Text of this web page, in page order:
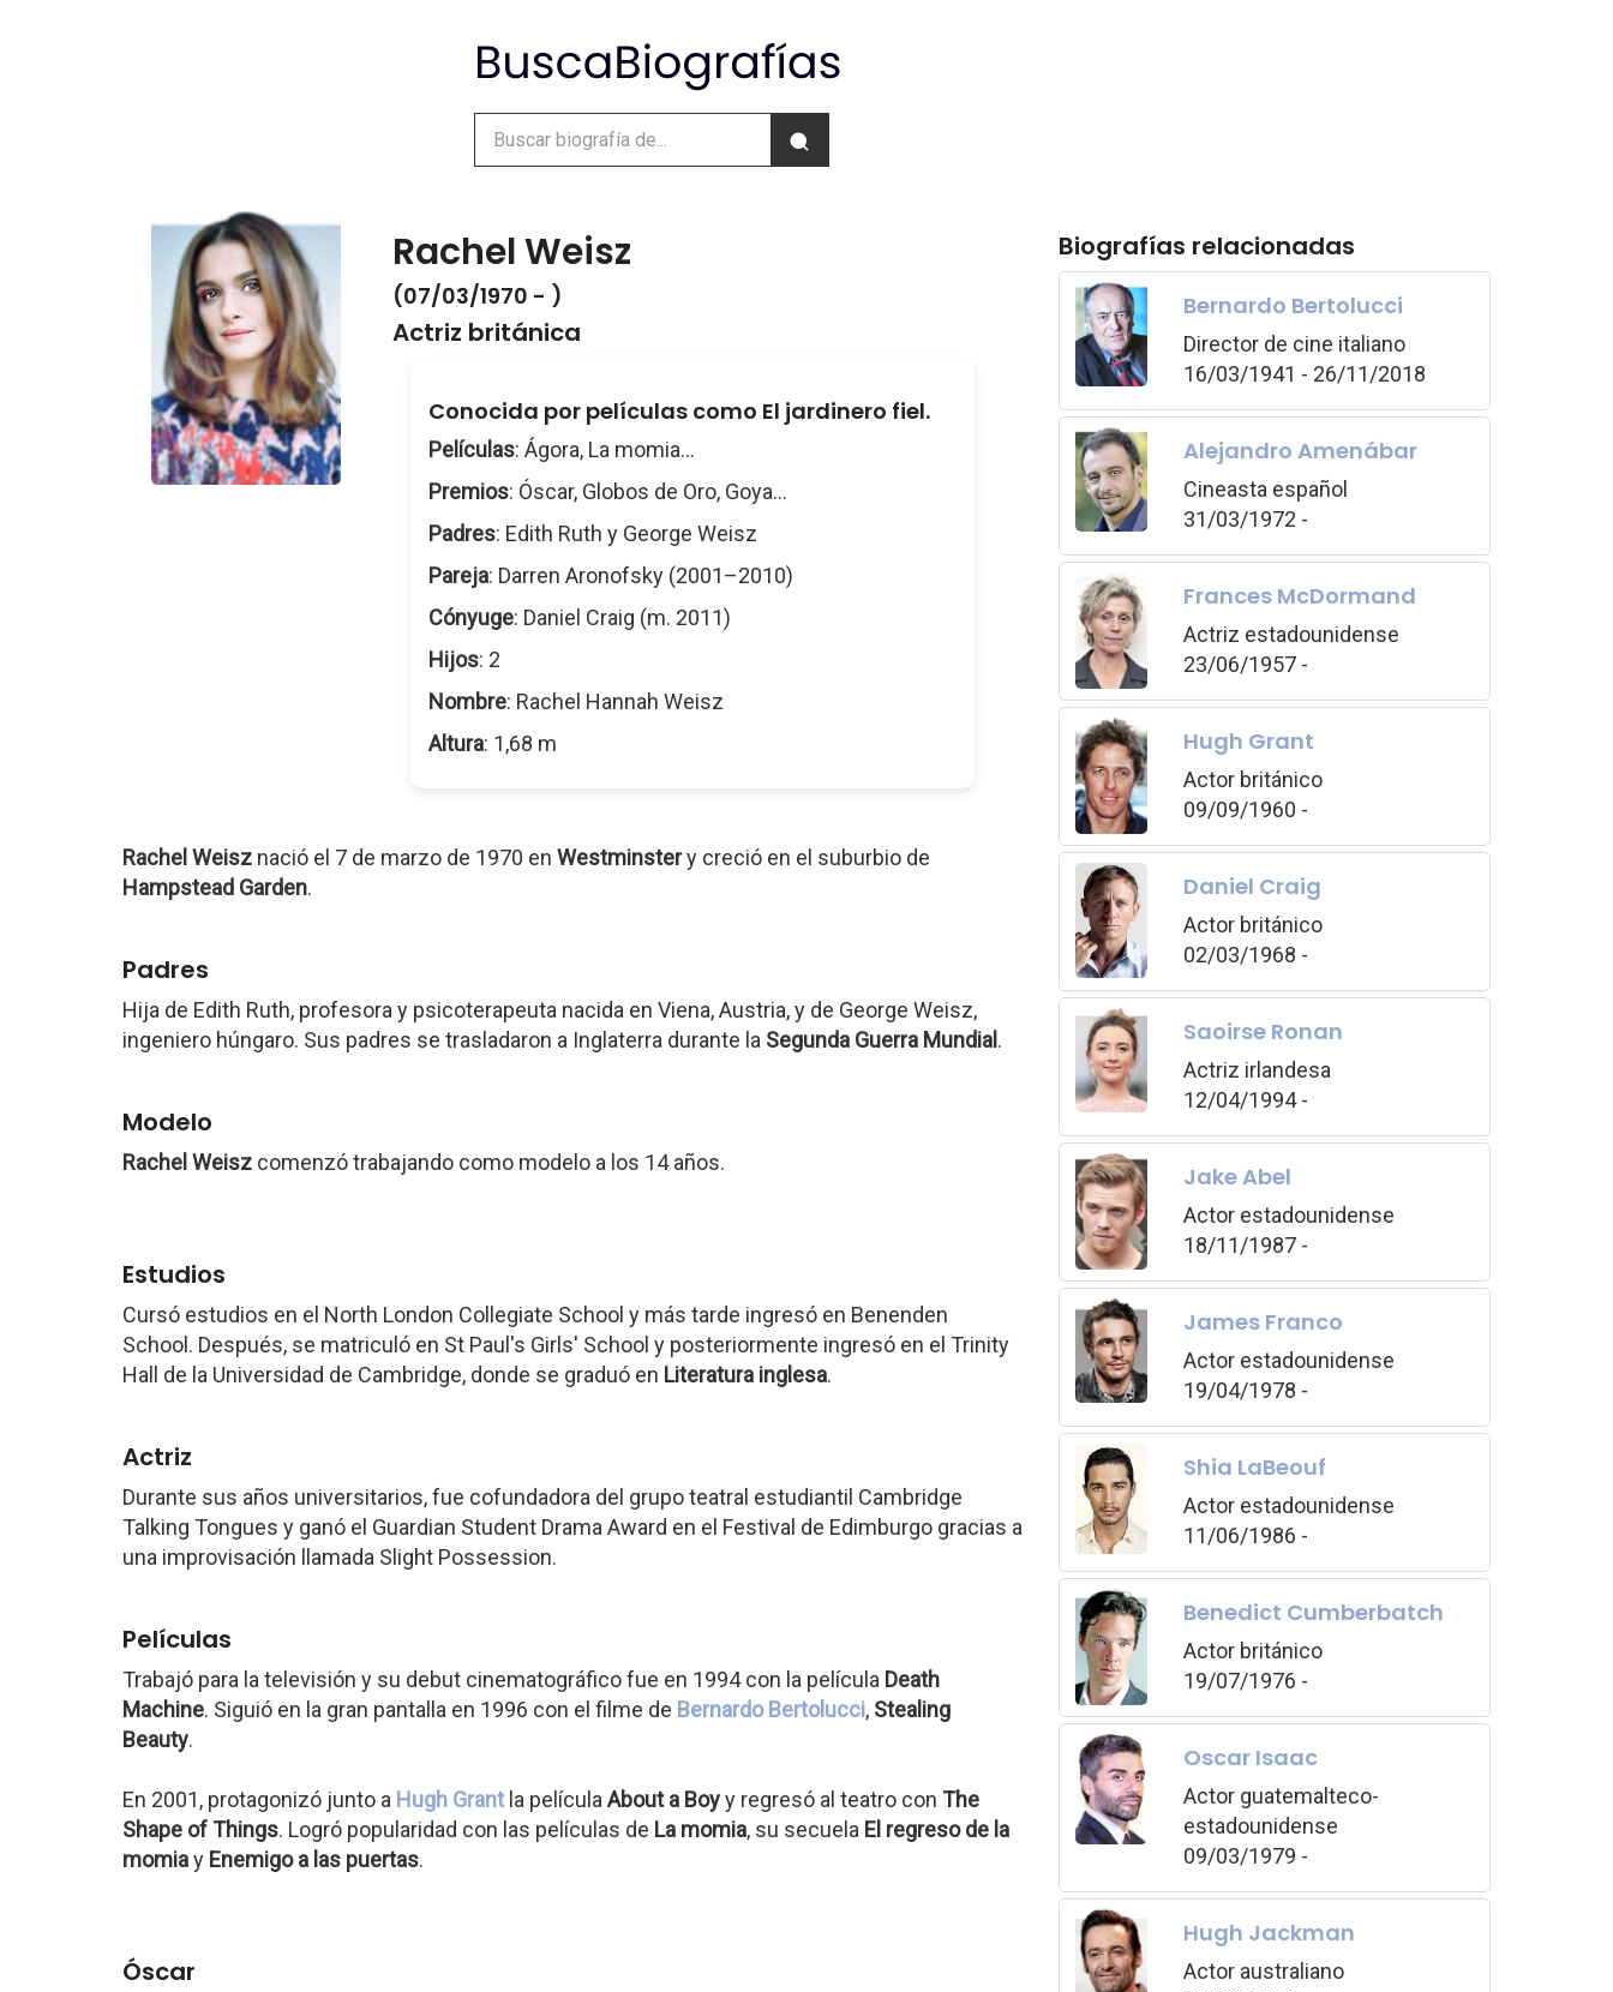
Rachel Weisz
(07/03/1970 - )
Actriz británica
Conocida por películas como El jardinero fiel.
Películas: Ágora, La momia...
Premios: Óscar, Globos de Oro, Goya...
Padres: Edith Ruth y George Weisz
Pareja: Darren Aronofsky (2001–2010)
Cónyuge: Daniel Craig (m. 2011)
Hijos: 2
Nombre: Rachel Hannah Weisz
Altura: 1,68 m
Rachel Weisz nació el 7 de marzo de 1970 en Westminstery creció en el suburbio de
Hampstead Garden.
Padres
Hija de Edith Ruth, profesora y psicoterapeuta nacida en Viena, Austria, y de George Weisz,
ingeniero húngaro. Sus padres se trasladaron a Inglaterra durante la Segunda Guerra Mundial .
Modelo
Rachel Weisz comenzó trabajando como modelo a los 14 años.
Estudios
Cursó estudios en el North London Collegiate School y más tarde ingresó en Benenden
School. Después, se matriculó en St Paul's Girls' School y posteriormente ingresó en el Trinity
Hall de la Universidad de Cambridge, donde se graduó en Literatura inglesa.
Actriz
Durante sus años universitarios, fue cofundadora del grupo teatral estudiantil Cambridge
Talking Tongues y ganó el Guardian Student Drama Award en el Festival de Edimburgo gracias a
una improvisación llamada Slight Possession.
Películas
Trabajó para la televisión y su debut cinematográfico fue en 1994 con la película Death
Machine. Siguió en la gran pantalla en 1996 con el filme de Bernardo Bertolucci, Stealing
Beauty.
En 2001, protagonizó junto a Hugh Grant la película About a Boyy regresó al teatro con The
Shape of Things. Logró popularidad con las películas de La momia, su secuela El regreso de la
momiay Enemigo a las puertas.
Óscar
Biografías relacionadas
Bernardo Bertolucci
Director de cine italiano
16/03/1941 - 26/11/2018
Alejandro Amenábar
Cineasta español
31/03/1972 -
Frances McDormand
Actriz estadounidense
23/06/1957 -
Hugh Grant
Actor británico
09/09/1960 -
Daniel Craig
Actor británico
02/03/1968 -
Saoirse Ronan
Actriz irlandesa
12/04/1994 -
Jake Abel
Actor estadounidense
18/11/1987 -
James Franco
Actor estadounidense
19/04/1978 -
Shia LaBeouf
Actor estadounidense
11/06/1986 -
Benedict Cumberbatch
Actor británico
19/07/1976 -
Oscar Isaac
Actor guatemalteco-
estadounidense
09/03/1979 -
Hugh Jackman
Actor australiano